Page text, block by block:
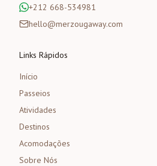
+212 668-534981
hello@merzougaway.com
Links Rápidos
Início
Passeios
Atividades
Destinos
Acomodações
Sobre Nós